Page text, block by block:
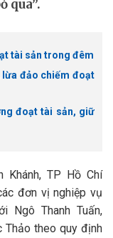
qua”.
tài sản trong đêm
lừa đảo chiếm đoạt
đoạt tài sản, giữ
Khánh, TP Hồ Chí
đơn vị nghiệp vụ
Ngô Thanh Tuấn,
Thảo theo quy định